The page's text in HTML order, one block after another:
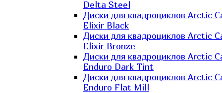
Delta Steel
Диски для квадроциклов Arctic
Elixir Black
Диски для квадроциклов Arctic
Elixir Bronze
Диски для квадроциклов Arctic
Enduro Dark Tint
Диски для квадроциклов Arctic
Enduro Flat Mill